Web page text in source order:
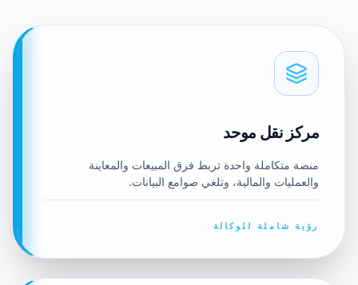
مركز نقل موحد
منصة متكاملة واحدة تربط فرق المبيعات والمعاينة
والعمليات والمالية، وتلغي صوامع البيانات.
رؤية شاملة للوكالة